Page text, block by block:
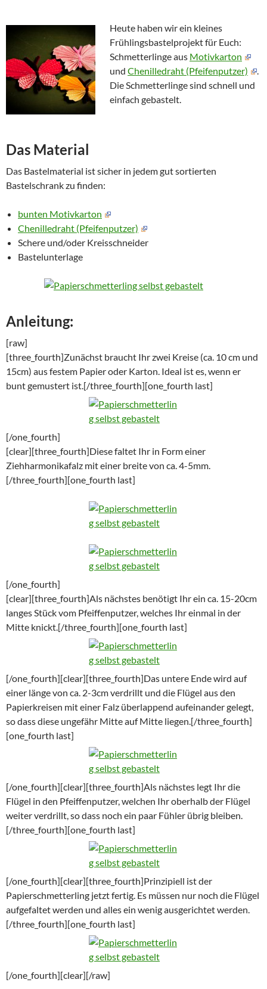
Heute haben wir ein kleines
Frühlingsbastelprojekt für Euch:
Schmetterlinge aus Motivkarton
und Chenilledraht (Pfeifenputzer)
.
Die Schmetterlinge sind schnell und
einfach gebastelt.
Das Material
Das Bastelmaterial ist sicher in jedem gut sortierten
Bastelschrank zu finden:
bunten Motivkarton
Chenilledraht (Pfeifenputzer)
Schere und/oder Kreisschneider
Bastelunterlage
Anleitung:
[raw]
[three_fourth]Zunächst braucht Ihr zwei Kreise (ca. 10 cm und
15cm) aus festem Papier oder Karton. Ideal ist es, wenn er
bunt gemustert ist.[/three_fourth][one_fourth last]
[/one_fourth]
[clear][three_fourth]Diese faltet Ihr in Form einer
Ziehharmonikafalz mit einer breite von ca. 4-5mm.
[/three_fourth][one_fourth last]
[/one_fourth]
[clear][three_fourth]Als nächstes benötigt Ihr ein ca. 15-20cm
langes Stück vom Pfeiffenputzer, welches Ihr einmal in der
Mitte knickt.[/three_fourth][one_fourth last]
[/one_fourth][clear][three_fourth]Das untere Ende wird auf
einer länge von ca. 2-3cm verdrillt und die Flügel aus den
Papierkreisen mit einer Falz überlappend aufeinander gelegt,
so dass diese ungefähr Mitte auf Mitte liegen.[/three_fourth]
[one_fourth last]
[/one_fourth][clear][three_fourth]Als nächstes legt Ihr die
Flügel in den Pfeiffenputzer, welchen Ihr oberhalb der Flügel
weiter verdrillt, so dass noch ein paar Fühler übrig bleiben.
[/three_fourth][one_fourth last]
[/one_fourth][clear][three_fourth]Prinzipiell ist der
Papierschmetterling jetzt fertig. Es müssen nur noch die Flügel
aufgefaltet werden und alles ein wenig ausgerichtet werden.
[/three_fourth][one_fourth last]
[/one_fourth][clear][/raw]